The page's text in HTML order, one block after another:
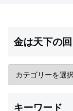
金は天下の
キーワード